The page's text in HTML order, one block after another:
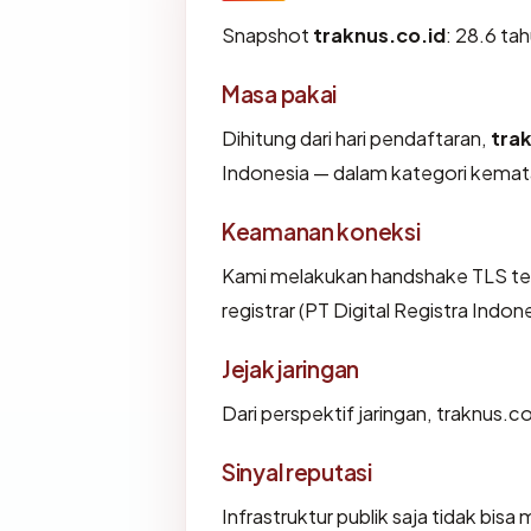
Snapshot traknus.co.id: 28.6
Masa pakai
Dihitung dari hari pendaftaran,
Indonesia — dalam kategori
Keamanan koneksi
Kami melakukan handshake TLS
registrar (PT Digital Registra
Jejak jaringan
Dari perspektif jaringan,
Sinyal reputasi
Infrastruktur publik saja tidak bisa